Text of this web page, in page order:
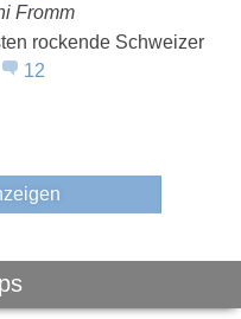
Fromm
rockende Schweizer
12